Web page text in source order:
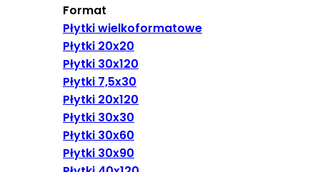
Format
Płytki wielkoformatowe
Płytki 20x20
Płytki 30x120
Płytki 7,5x30
Płytki 20x120
Płytki 30x30
Płytki 30x60
Płytki 30x90